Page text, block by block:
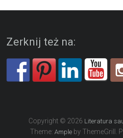
Zerknij też na:
Copyright © 2026 Literatura
Theme:Ample by ThemeGrill.